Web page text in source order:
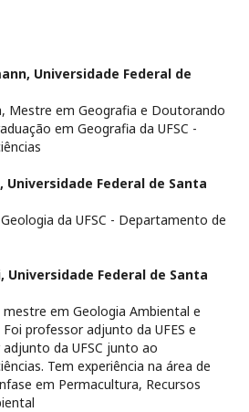
Universidade Federal de
Mestre em Geografia e Doutorando
em Geografia da UFSC -
Universidade Federal de Santa
da UFSC - Departamento de
Universidade Federal de Santa
em Geologia Ambiental e
professor adjunto da UFES e
da UFSC junto ao
Tem experiência na área de
em Permacultura, Recursos